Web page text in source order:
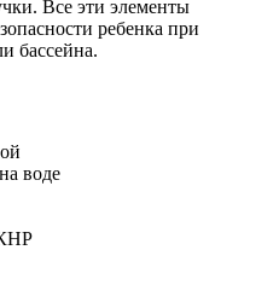
Все эти элементы
ребенка при
бассейна.
воде